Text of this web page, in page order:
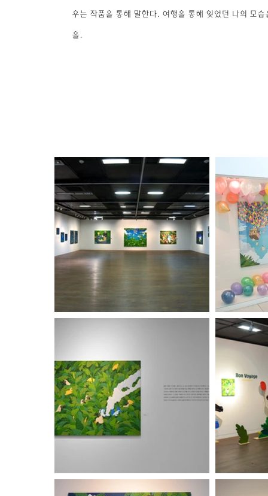
우는 작품을 통해 말한다. 여행을 통해 잊었던 나의 모
을.